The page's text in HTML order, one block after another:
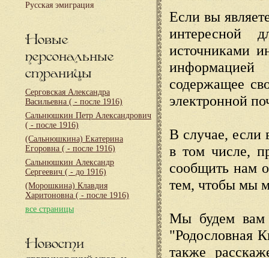
Русская эмиграция
Новые
персональные
страницы
Серговская Александра
Васильевна ( - после 1916)
Сальнюшкин Петр Александрович
( - после 1916)
(Сальнюшкина) Екатерина
Егоровна ( - после 1916)
Сальнюшкин Александр
Сергеевич ( - до 1916)
(Морошкина) Клавдия
Харитоновна ( - после 1916)
все страницы
Новости
Если вы
интересной
источниками
содержащее
электронной
В случае, если
в том числе,
сообщить нам
тем, чтобы мы
Мы будем вам
"Родословная
также